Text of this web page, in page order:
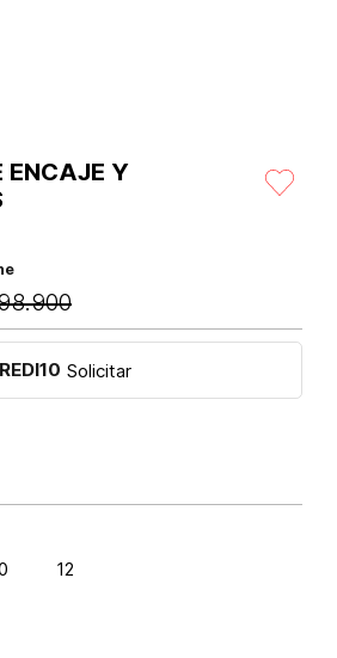
ENCAJE Y
.900
Solicitar
12